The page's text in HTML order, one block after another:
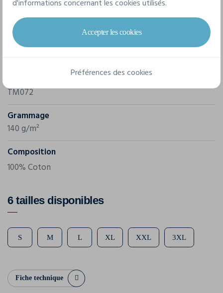
Marque
B&C
TM072
Grammage
140 g/m²
Composition
100% Coton
6 tailles disponibles
S M L XL XXL 3XL
Fiche technique
d'informations concernant les cookies utilisés.
Accepter les cookies
Préférences des cookies